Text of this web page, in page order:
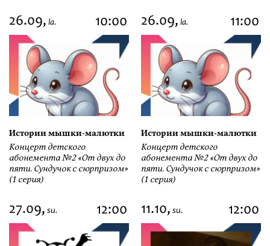
26.09, la. 10:00
Истории мышки-малютки
Концерт детского
абонемента №2 «От двух до
пяти. Сундучок с сюрпризом»
(1 серия)
26.09, la. 11:00
Истории мышки-малютки
Концерт детского
абонемента №2 «От двух до
пяти. Сундучок с сюрпризом»
(1 серия)
27.09, su. 12:00 11.10, su. 12:00